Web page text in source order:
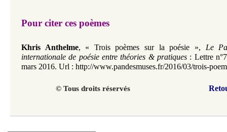
Pour citer ces poèmes
Khris Anthelme, « Trois poèmes sur la poésie », Le
internationale de poésie entre théories & pratiques: Lettre
mars 2016. Url : http://www.pandesmuses.fr/2016/03/trois-
© Tous droits réservés